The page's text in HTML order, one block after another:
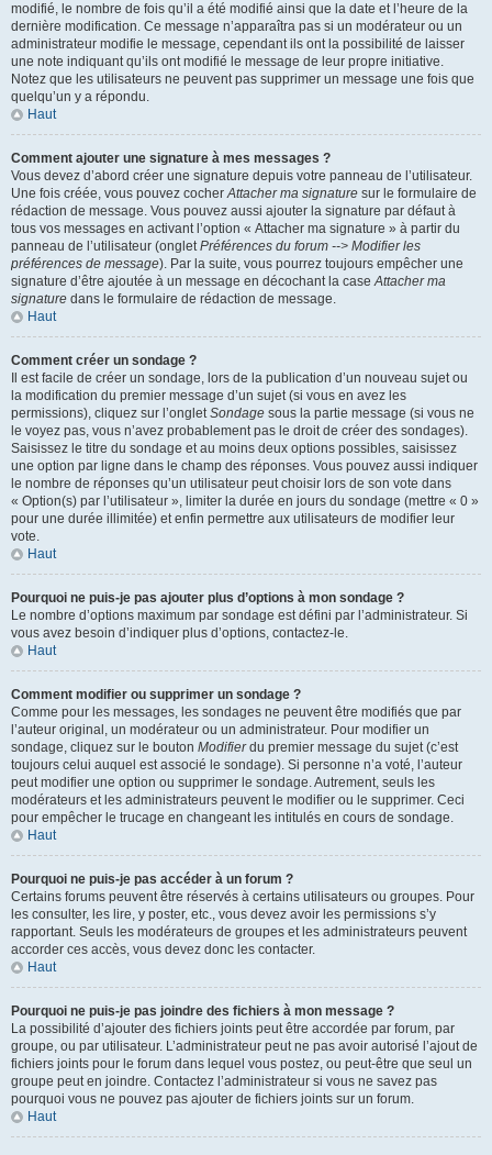
modifié, le nombre de fois qu’il a été modifié ainsi que la date et l’heure de la
dernière modification. Ce message n’apparaîtra pas si un modérateur ou un
administrateur modifie le message, cependant ils ont la possibilité de laisser
une note indiquant qu’ils ont modifié le message de leur propre initiative.
Notez que les utilisateurs ne peuvent pas supprimer un message une fois que
quelqu’un y a répondu.
Haut
Comment ajouter une signature à mes messages ?
Vous devez d’abord créer une signature depuis votre panneau de l’utilisateur.
Une fois créée, vous pouvez cocherAttacher ma signature sur le formulaire de
rédaction de message. Vous pouvez aussi ajouter la signature par défaut à
tous vos messages en activant l’option « Attacher ma signature » à partir du
panneau de l’utilisateur (ongletPréférences du forum --> Modifier les
préférences de message). Par la suite, vous pourrez toujours empêcher une
signature d’être ajoutée à un message en décochant la caseAttacher ma
signature dans le formulaire de rédaction de message.
Haut
Comment créer un sondage ?
Il est facile de créer un sondage, lors de la publication d’un nouveau sujet ou
la modification du premier message d’un sujet (si vous en avez les
permissions), cliquez sur l’ongletSondage sous la partie message (si vous ne
le voyez pas, vous n’avez probablement pas le droit de créer des sondages).
Saisissez le titre du sondage et au moins deux options possibles, saisissez
une option par ligne dans le champ des réponses. Vous pouvez aussi indiquer
le nombre de réponses qu’un utilisateur peut choisir lors de son vote dans
« Option(s) par l’utilisateur », limiter la durée en jours du sondage (mettre « 0 »
pour une durée illimitée) et enfin permettre aux utilisateurs de modifier leur
vote.
Haut
Pourquoi ne puis-je pas ajouter plus d’options à mon sondage ?
Le nombre d’options maximum par sondage est défini par l’administrateur. Si
vous avez besoin d’indiquer plus d’options, contactez-le.
Haut
Comment modifier ou supprimer un sondage ?
Comme pour les messages, les sondages ne peuvent être modifiés que par
l’auteur original, un modérateur ou un administrateur. Pour modifier un
sondage, cliquez sur le bouton Modifierdu premier message du sujet (c’est
toujours celui auquel est associé le sondage). Si personne n’a voté, l’auteur
peut modifier une option ou supprimer le sondage. Autrement, seuls les
modérateurs et les administrateurs peuvent le modifier ou le supprimer. Ceci
pour empêcher le trucage en changeant les intitulés en cours de sondage.
Haut
Pourquoi ne puis-je pas accéder à un forum ?
Certains forums peuvent être réservés à certains utilisateurs ou groupes. Pour
les consulter, les lire, y poster, etc., vous devez avoir les permissions s’y
rapportant. Seuls les modérateurs de groupes et les administrateurs peuvent
accorder ces accès, vous devez donc les contacter.
Haut
Pourquoi ne puis-je pas joindre des fichiers à mon message ?
La possibilité d’ajouter des fichiers joints peut être accordée par forum, par
groupe, ou par utilisateur. L’administrateur peut ne pas avoir autorisé l’ajout de
fichiers joints pour le forum dans lequel vous postez, ou peut-être que seul un
groupe peut en joindre. Contactez l’administrateur si vous ne savez pas
pourquoi vous ne pouvez pas ajouter de fichiers joints sur un forum.
Haut